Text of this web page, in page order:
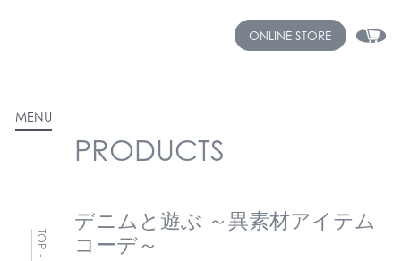
ONLINE STORE
MENU
TOP
-
PRODUCTS
デニムと遊ぶ ～異素材アイテム
コーデ～